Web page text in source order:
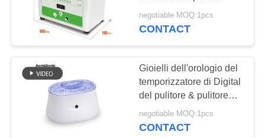
POLICY
Dental Ultrasonic
Cleaner
29
negotiable MOQ:1pcs
CONTACT
Gioielli dell'orologio del
temporizzatore di Digital
del pulitore & pulitore
ultrasonici di occhiali,
pulitore di Earing
negotiable MOQ:1pcs
CONTACT